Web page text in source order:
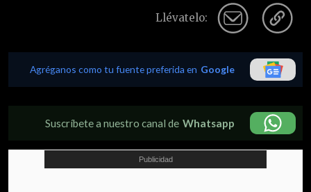
Llévatelo:
Agréganos como tu fuente preferida en Google
Suscríbete a nuestro canal de Whatsapp